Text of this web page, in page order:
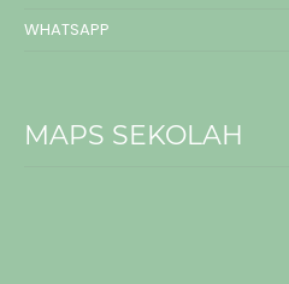
WHATSAPP
MAPS SEKOLAH